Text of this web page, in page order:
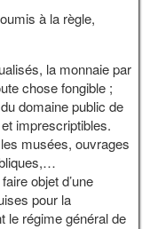
à la règle,
la monnaie par
chose fongible ;
domaine public de
et imprescriptibles.
musées, ouvrages
objet d’une
pour la
le régime général de